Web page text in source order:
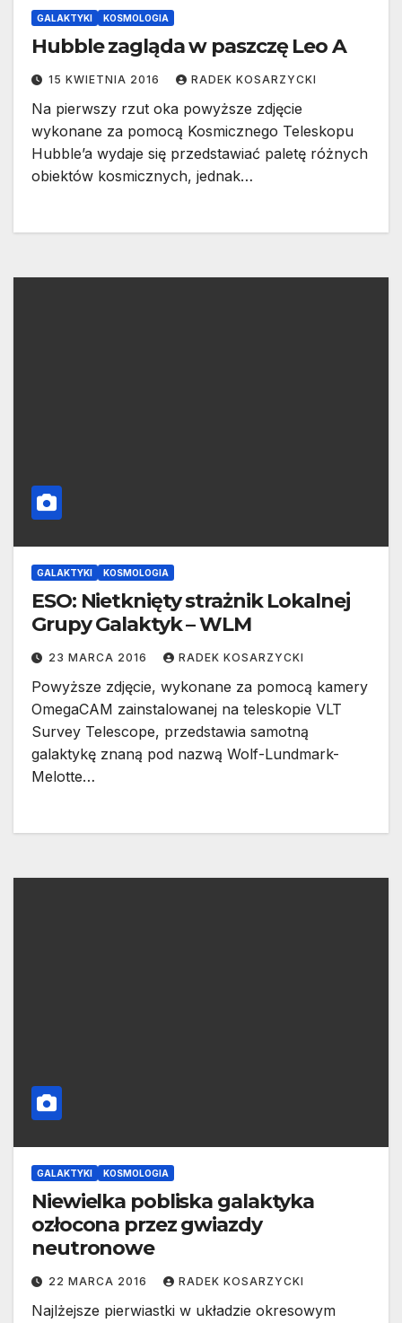
GALAKTYKI KOSMOLOGIA
Hubble zagląda w paszczę Leo A
15 KWIETNIA 2016 RADEK KOSARZYCKI
Na pierwszy rzut oka powyższe zdjęcie
wykonane za pomocą Kosmicznego Teleskopu
Hubble’a wydaje się przedstawiać paletę różnych
obiektów kosmicznych, jednak…
GALAKTYKI KOSMOLOGIA
ESO: Nietknięty strażnik Lokalnej
Grupy Galaktyk – WLM
23 MARCA 2016 RADEK KOSARZYCKI
Powyższe zdjęcie, wykonane za pomocą kamery
OmegaCAM zainstalowanej na teleskopie VLT
Survey Telescope, przedstawia samotną
galaktykę znaną pod nazwą Wolf-Lundmark-
Melotte…
GALAKTYKI KOSMOLOGIA
Niewielka pobliska galaktyka
ozłocona przez gwiazdy
neutronowe
22 MARCA 2016 RADEK KOSARZYCKI
Najlżejsze pierwiastki w układzie okresowym